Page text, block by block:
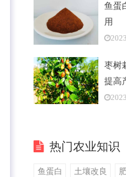
鱼蛋
用
枣树
提高
项
热门农业知识
鱼蛋白 土壤改良